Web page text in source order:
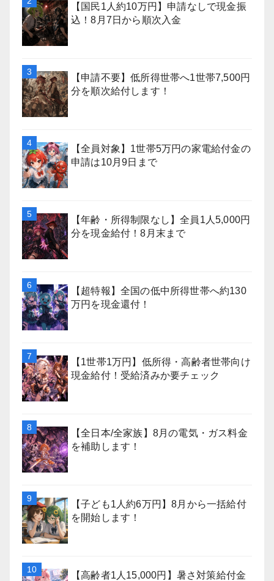
【国民1人約10万円】申請なしで現金振
込！8月7日から順次入金
【申請不要】低所得世帯へ1世帯7,500円
分を順次給付します！
【全員対象】1世帯5万円の家電給付金の
申請は10月9日まで
【年齢・所得制限なし】全員1人5,000円
分を現金給付！8月末まで
【超特報】全国の低中所得世帯へ約130
万円を現金還付！
【1世帯1万円】低所得・高齢者世帯向け
現金給付！受給済みか要チェック
【全日本/全家族】8月の電気・ガス料金
を補助します！
【子ども1人約6万円】8月から一括給付
を開始します！
【高齢者1人15,000円】暑さ対策給付金